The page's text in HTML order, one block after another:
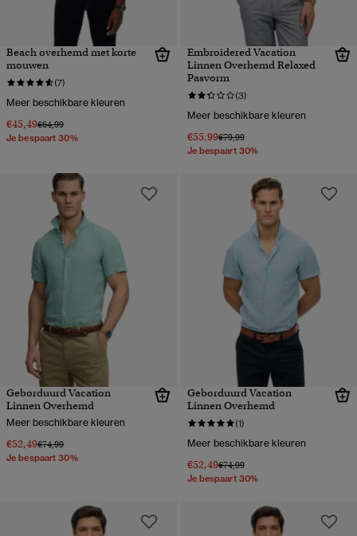
Beach overhemd met korte
mouwen
(7)
Meer beschikbare kleuren
€45,49Prijs verlaagd van
€64,99naar
Je bespaart 30%
Embroidered Vacation
Linnen Overhemd Relaxed
Pasvorm
(3)
Meer beschikbare kleuren
€55,99Prijs verlaagd van
€79,99naar
Je bespaart 30%
Geborduurd Vacation
Linnen Overhemd
Meer beschikbare kleuren
€52,49Prijs verlaagd van
€74,99naar
Je bespaart 30%
Geborduurd Vacation
Linnen Overhemd
(1)
Meer beschikbare kleuren
€52,49Prijs verlaagd van
€74,99naar
Je bespaart 30%